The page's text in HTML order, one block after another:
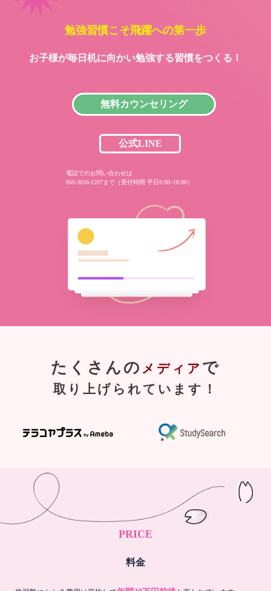
勉強習慣こそ飛躍への第一歩
お子様が毎日机に向かい勉強する習慣をつくる！
無料カウンセリング
公式LINE
電話でのお問い合わせは
050-3634-1207まで（受付時間 平日9:00~18:00）
たくさんの メディア で
取り上げられています！
PRICE
料金